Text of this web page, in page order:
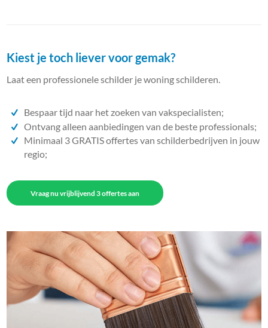
Kiest je toch liever voor gemak?
Laat een professionele schilder je woning schilderen.
Bespaar tijd naar het zoeken van vakspecialisten;
Ontvang alleen aanbiedingen van de beste professionals;
Minimaal 3 GRATIS offertes van schilderbedrijven in jouw
regio;
Vraag nu vrijblijvend 3 offertes aan